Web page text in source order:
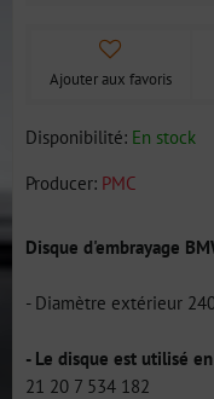
Ajouter aux favoris
Disponibilité: En stock
Producer: PMC
Disque d'embrayage
- Diamètre extérieur
- Le disque est utilisé
21 20 7 534 182